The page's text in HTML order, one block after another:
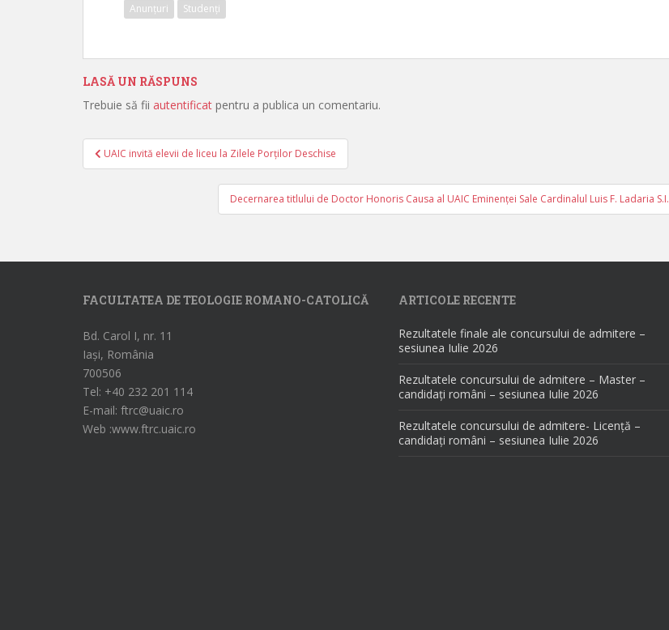
Anunțuri Studenți
LASĂ UN RĂSPUNS
Trebuie să fii autentificat pentru a publica un comentariu.
Navigare în articole
UAIC invită elevii de liceu la Zilele Porților Deschise
Decernarea titlului de Doctor Honoris Causa al UAIC Eminenței Sale Cardinalul Luis F. Ladaria S.I.
FACULTATEA DE TEOLOGIE ROMANO-CATOLICĂ
Bd. Carol I, nr. 11
Iași, România
700506
Tel: +40 232 201 114
E-mail: ftrc@uaic.ro
Web :www.ftrc.uaic.ro
ARTICOLE RECENTE
Rezultatele finale ale concursului de admitere –
sesiunea Iulie 2026
Rezultatele concursului de admitere – Master –
candidați români – sesiunea Iulie 2026
Rezultatele concursului de admitere- Licență –
candidați români – sesiunea Iulie 2026